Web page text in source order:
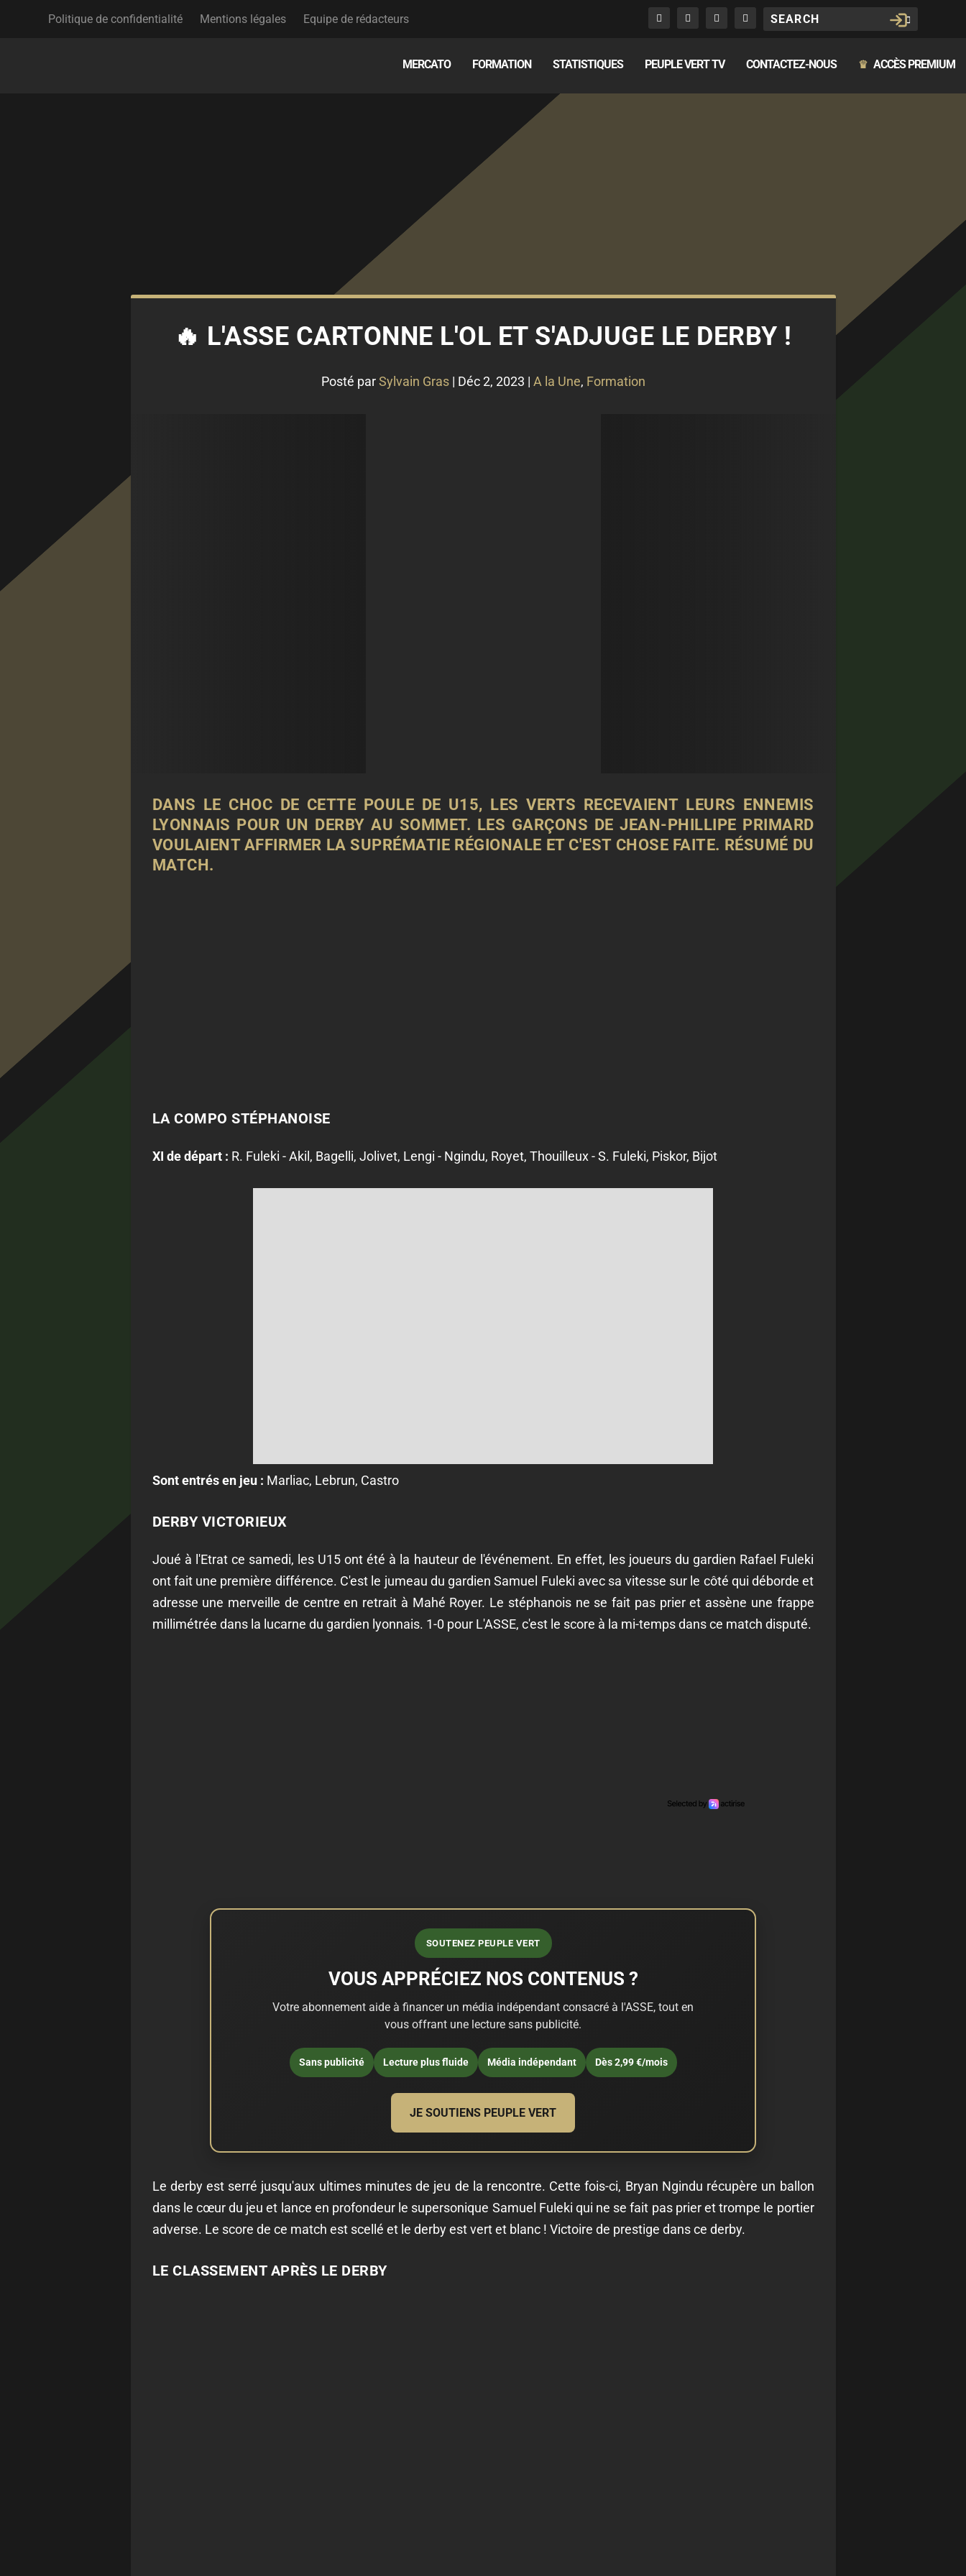
Politique de confidentialité Mentions légales Equipe de rédacteurs
MERCATO FORMATION STATISTIQUES PEUPLE VERT TV CONTACTEZ-NOUS ♛ ACCÈS PREMIUM
🔥 L'ASSE CARTONNE L'OL ET S'ADJUGE LE DERBY !
Posté parSylvain Gras| Déc 2, 2023 | A la Une, Formation
DANS LE CHOC DE CETTE POULE DE U15, LES VERTS RECEVAIENT LEURS ENNEMIS
LYONNAIS POUR UN DERBY AU SOMMET. LES GARÇONS DE JEAN-PHILLIPE PRIMARD
VOULAIENT AFFIRMER LASUPRÉMATIE RÉGIONALE ET C'EST CHOSE FAITE. RÉSUMÉ DU
MATCH.
LA COMPO STÉPHANOISE
XI de départ : R. Fuleki - Akil, Bagelli, Jolivet, Lengi - Ngindu, Royet, Thouilleux - S. Fuleki, Piskor, Bijot
Sont entrés en jeu : Marliac, Lebrun, Castro
DERBY VICTORIEUX
Joué à l'Etrat ce samedi, les U15 ont été à la hauteur de l'événement. En effet, les joueurs du gardien Rafael Fuleki
ont fait une première différence. C'est le jumeau du gardien Samuel Fuleki avec sa vitesse sur le côté qui déborde et
adresse une merveille de centre en retrait à Mahé Royer. Le stéphanois ne se fait pas prier et assène une frappe
millimétrée dans la lucarne du gardien lyonnais. 1-0 pour L'ASSE, c'est le score à la mi-temps dans ce match disputé.
SOUTENEZ PEUPLE VERT
VOUS APPRÉCIEZ NOS CONTENUS ?
Votre abonnement aide à financer un média indépendant consacré à l'ASSE, tout en
vous offrant une lecture sans publicité.
Sans publicité Lecture plus fluide Média indépendant Dès 2,99 €/mois
JE SOUTIENS PEUPLE VERT
Le derby est serré jusqu'aux ultimes minutes de jeu de la rencontre. Cette fois-ci, Bryan Ngindu récupère un ballon
dans le cœur du jeu et lance en profondeur le supersonique Samuel Fuleki qui ne se fait pas prier et trompe le portier
adverse. Le score de ce match est scellé et le derby est vert et blanc ! Victoire de prestige dans ce derby.
LE CLASSEMENT APRÈS LE DERBY